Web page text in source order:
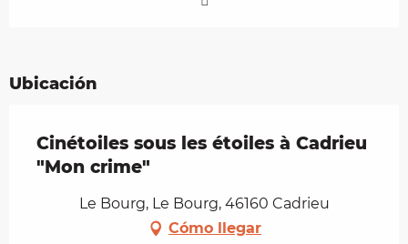
Ubicación
Cinétoiles sous les étoiles à Cadrieu
"Mon crime"
Le Bourg, Le Bourg, 46160 Cadrieu
Cómo llegar